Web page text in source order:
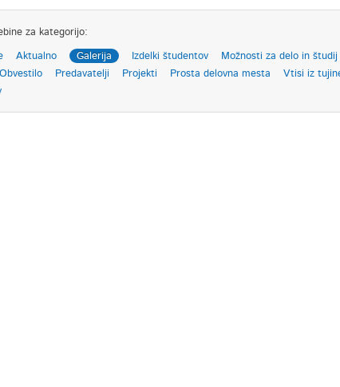
za kategorijo:
Aktualno Galerija Izdelki študentov
Možnosti za delo in študij
Obvestilo Predavatelji Projekti Prosta delovna mesta
Vtisi iz